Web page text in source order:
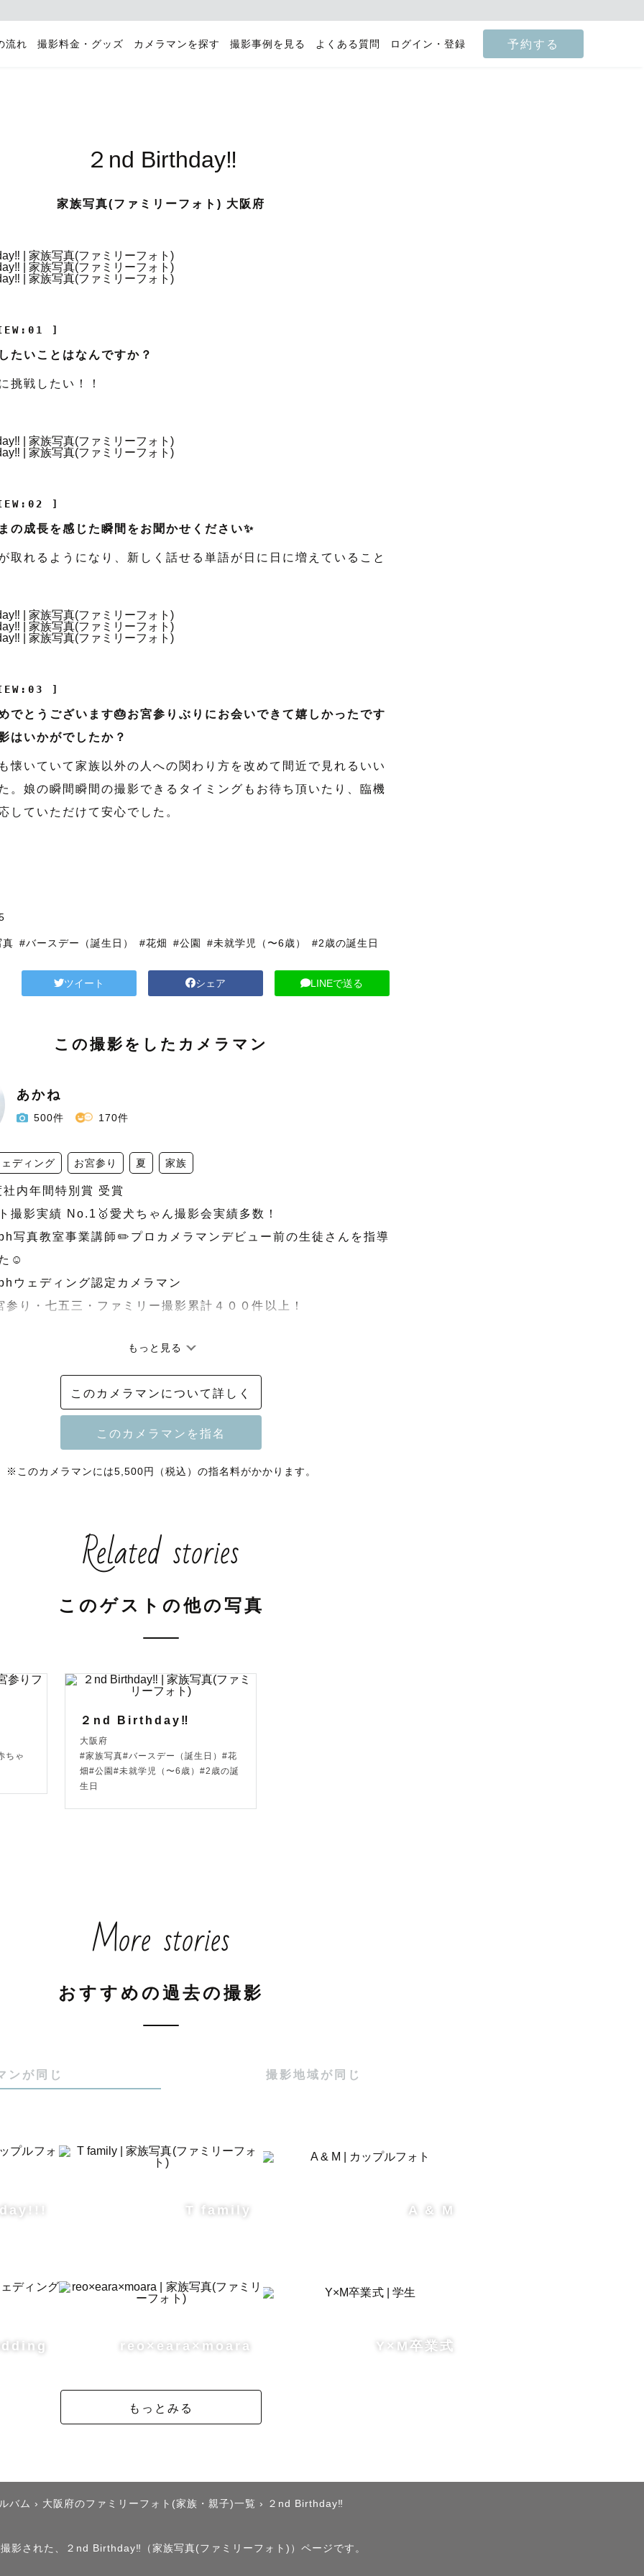
流れ 撮影料金・グッズ カメラマンを探す 撮影事例を見る よくある質問 ログイン・登録 予約する
２nd Birthday‼︎
家族写真(ファミリーフォト) 大阪府
]
たいことはなんですか？
挑戦したい！！
]
の成長を感じた瞬間をお聞かせください✨
取れるようになり、新しく話せる単語が日に日に増えていること
]
でとうございます🎂お宮参りぶりにお会いできて嬉しかったです
はいかがでしたか？
懐いていて家族以外の人への関わり方を改めて間近で見れるいい
。娘の瞬間瞬間の撮影できるタイミングもお待ち頂いたり、臨機
していただけて安心でした。
真 #バースデー（誕生日） #花畑 #公園 #未就学児（〜6歳） #2歳の誕生日
ツイート シェア LINEで送る
この撮影をしたカメラマン
あかね
500件 170件
ェディング お宮参り 夏 家族
内年間特別賞 受賞
撮影実績 No.1🥇愛犬ちゃん撮影会実績多数！
写真教室事業講師✏️プロカメラマンデビュー前の生徒さんを指導
☺︎
ウェディング認定カメラマン
参り・七五三・ファミリー撮影累計４００件以上！
らせ🐌(6/8更新🆕)
でのご予約受付中🌿
数に達し次第受付終了させて頂いております！
の良い日程はご予約が埋まりやすいのでお早めにご相談ください
が決まっていなくて暫定でも構いませんのでご予約リクエスト後
💁🏻‍♀️
望の場合は10:00前後、午後撮影ご希望の場合は14:00前後に撮
ます📸
希望の場合夏の間は17:00頃開始がおすすめです🌅
付け】や【七五三の着付けお直し】もお任せください👘
た集合写真はもちろん、自然体な瞬間もお撮りします🌿
ースで素敵なお写真を残しましょう☺︎
影実績１００件以上📸
である”うちの子”のペースに合わせた時間を大切にしています♡
もっと見る
このカメラマンについて詳しく
※このカメラマンには5,500円（税込）の指名料がかかります。
Related stories
このゲストの他の写真
ちゃ
２nd Birthday‼︎
大阪府
#家族写真#バースデー（誕生日）#花
畑#公園#未就学児（〜6歳）#2歳の誕
生日
More stories
おすすめの過去の撮影
ンが同じ 撮影地域が同じ
T family A & M
reo×eara×moara Y×M卒業式
もっとみる
バム › 大阪府のファミリーフォト(家族・親子)一覧 › ２nd Birthday‼︎
影された、２nd Birthday‼︎（家族写真(ファミリーフォト)）ページです。